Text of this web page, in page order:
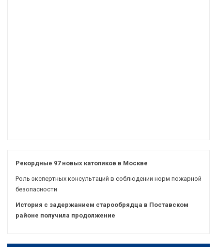
Рекордные 97 новых католиков в Москве
Роль экспертных консультаций в соблюдении норм пожарной
безопасности
История с задержанием старообрядца в Поставском
районе получила продолжение